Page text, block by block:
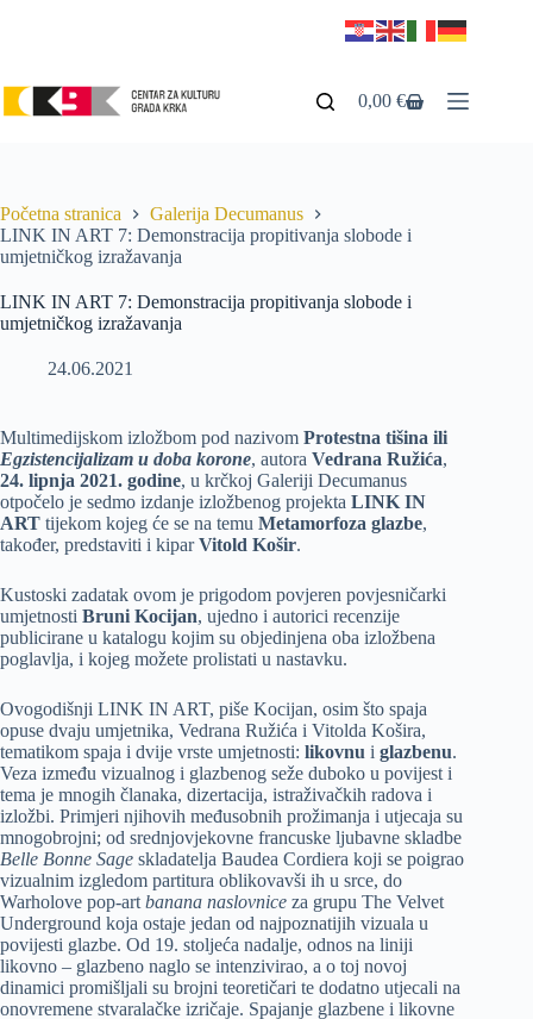
0,00€
Početna stranica
Galerija Decumanus
LINK IN ART 7: Demonstracija propitivanja slobode i
umjetničkog izražavanja
LINK IN ART 7: Demonstracija propitivanja slobode i
umjetničkog izražavanja
24.06.2021
Multimedijskom izložbom pod nazivom Protestna tišina ili
Egzistencijalizam u doba korone, autora Vedrana Ružića,
24. lipnja 2021. godine, u krčkoj Galeriji Decumanus
otpočelo je sedmo izdanje izložbenog projekta LINK IN
ART tijekom kojeg će se na temu Metamorfoza glazbe,
također, predstaviti i kiparVitold Košir.
Kustoski zadatak ovom je prigodom povjeren povjesničarki
umjetnosti Bruni Kocijan, ujedno i autorici recenzije
publicirane u katalogu kojim su objedinjena oba izložbena
poglavlja, i kojeg možete prolistati u nastavku.
Ovogodišnji LINK IN ART, piše Kocijan, osim što spaja
opuse dvaju umjetnika, Vedrana Ružića i Vitolda Košira,
tematikom spaja i dvije vrste umjetnosti: likovnu i glazbenu.
Veza između vizualnog i glazbenog seže duboko u povijest i
tema je mnogih članaka, dizertacija, istraživačkih radova i
izložbi. Primjeri njihovih međusobnih prožimanja i utjecaja su
mnogobrojni; od srednjovjekovne francuske ljubavne skladbe
Belle Bonne Sage skladatelja Baudea Cordiera koji se poigrao
vizualnim izgledom partitura oblikovavši ih u srce, do
Warholove pop-art banana naslovnice za grupu The Velvet
Underground koja ostaje jedan od najpoznatijih vizuala u
povijesti glazbe. Od 19. stoljeća nadalje, odnos na liniji
likovno – glazbeno naglo se intenzivirao, a o toj novoj
dinamici promišljali su brojni teoretičari te dodatno utjecali na
onovremene stvaralačke izričaje. Spajanje glazbene i likovne